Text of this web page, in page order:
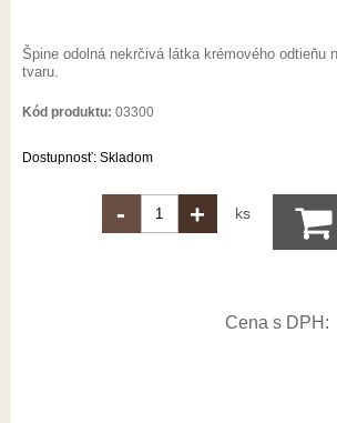
Špine odolná nekrčivá látka krémového odtieňu
tvaru.
Kód produktu: 03300
Dostupnosť: Skladom
- + ks
Cena s DPH: